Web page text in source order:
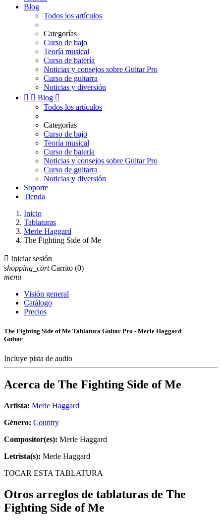
Blog
Todos los artículos
Categorías
Curso de bajo
Teoría musical
Curso de batería
Noticias y consejos sobre Guitar Pro
Curso de guitarra
Noticias y diversión
  Blog 
Todos los artículos
Categorías
Curso de bajo
Teoría musical
Curso de batería
Noticias y consejos sobre Guitar Pro
Curso de guitarra
Noticias y diversión
Soporte
Tienda
Inicio
Tablaturas
Merle Haggard
The Fighting Side of Me
 Iniciar sesión
shopping_cart Carrito (0)
menu
Visión general
Catálogo
Precios
The Fighting Side of Me Tablatura Guitar Pro - Merle Haggard
Guitar
Incluye pista de audio
Acerca de The Fighting Side of Me
Artista: Merle Haggard
Género: Country
Compositor(es): Merle Haggard
Letrista(s): Merle Haggard
TOCAR ESTA TABLATURA
Otros arreglos de tablaturas de The
Fighting Side of Me